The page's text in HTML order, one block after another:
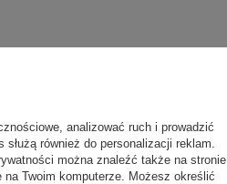
analizować ruch i prowadzić
również do personalizacji reklam.
można znaleźć także na stronie
Twoim komputerze. Możesz określić